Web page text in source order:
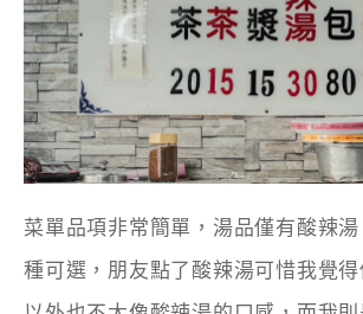
菜單品項非常簡單，湯品僅有酸辣
種可選，朋友點了酸辣湯可惜我覺得